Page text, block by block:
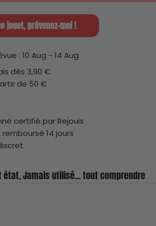
jouet, prévenez-moi !
:10 Aug - 14 Aug
dès 3,90 €
de 50 €
certifié par Rejouis
14 jours
état, Jamais utilisé... tout comprendre